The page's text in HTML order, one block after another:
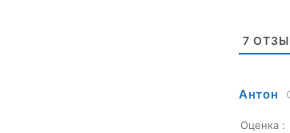
7
Антон
Оценка :